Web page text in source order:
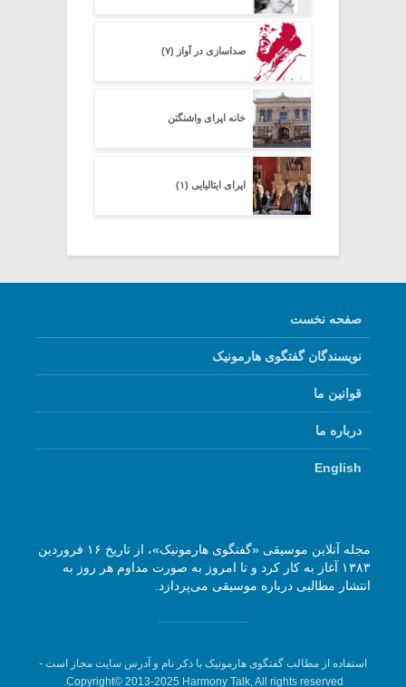
صداسازی در آواز (۷)
خانه اپرای واشنگتن
اپرای ایتالیایی (۱)
صفحه نخست
نویسندگان گفتگوی هارمونیک
قوانین ما
درباره ما
English
مجله آنلاین موسیقی «گفتگوی هارمونیک»، از تاریخ ۱۶ فروردین
۱۳۸۳ آغاز به کار کرد و تا امروز به صورت مداوم هر روز به
انتشار مطالبی درباره موسیقی می‌پردازد.
استفاده از مطالب گفتگوی هارمونیک با ذکر نام و آدرس سایت مجاز است -
Copyright© 2013-2025 Harmony Talk, All rights reserved.